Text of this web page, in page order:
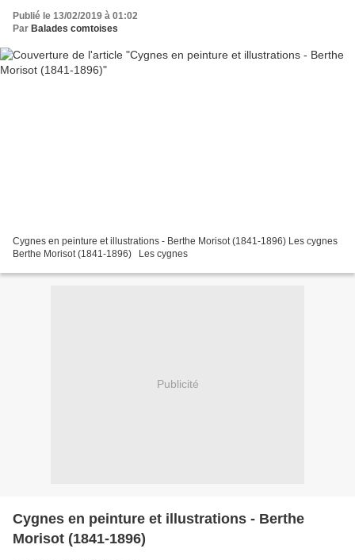
Publié le 13/02/2019 à 01:02
Par Balades comtoises
Cygnes en peinture et illustrations - Berthe Morisot (1841-1896) Les cygnes
Berthe Morisot (1841-1896) Les cygnes
Publicité
Cygnes en peinture et illustrations - Berthe
Morisot (1841-1896)